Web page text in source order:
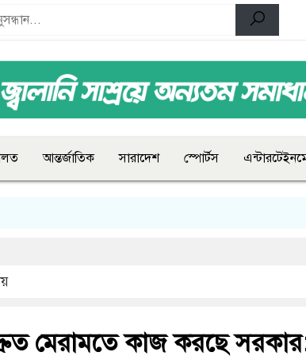
আন্তর্জাতিক সারাদেশ স্পোর্টস
দ্রুত মেরামতে কাজ করছে